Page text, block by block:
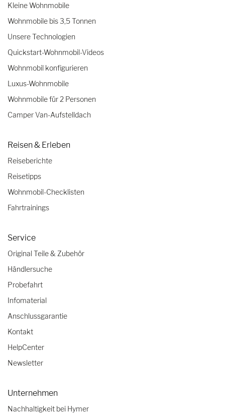
Kleine Wohnmobile
Wohnmobile bis 3,5 Tonnen
Unsere Technologien
Quickstart-Wohnmobil-Videos
Wohnmobil konfigurieren
Luxus-Wohnmobile
Wohnmobile für 2 Personen
Camper Van-Aufstelldach
Reisen & Erleben
Reiseberichte
Reisetipps
Wohnmobil-Checklisten
Fahrtrainings
Service
Original Teile & Zubehör
Händlersuche
Probefahrt
Infomaterial
Anschlussgarantie
Kontakt
HelpCenter
Newsletter
Unternehmen
Nachhaltigkeit bei Hymer